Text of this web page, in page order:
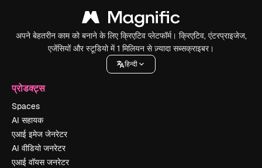
अपने बेहतरीन काम को बनाने के लिए क्रिएटिव प्लेटफॉर्म। क्रिएटिव, एंटरप्राइजेज,
एजेंसियों और स्टूडियो में 1 मिलियन से ज़्यादा सब्सक्राइबर।
हिन्दी
प्रोडक्ट्स
Spaces
AI सहायक
एआई इमेज जेनरेटर
AI वीडियो जनरेटर
एआई वॉयस जनरेटर